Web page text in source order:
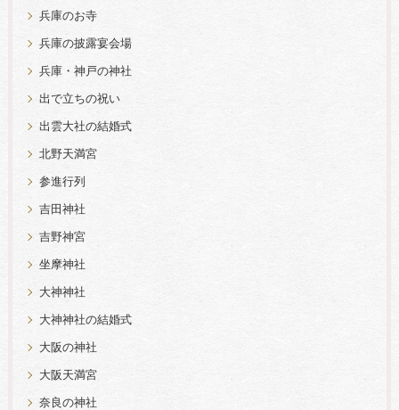
兵庫のお寺
兵庫の披露宴会場
兵庫・神戸の神社
出で立ちの祝い
出雲大社の結婚式
北野天満宮
参進行列
吉田神社
吉野神宮
坐摩神社
大神神社
大神神社の結婚式
大阪の神社
大阪天満宮
奈良の神社